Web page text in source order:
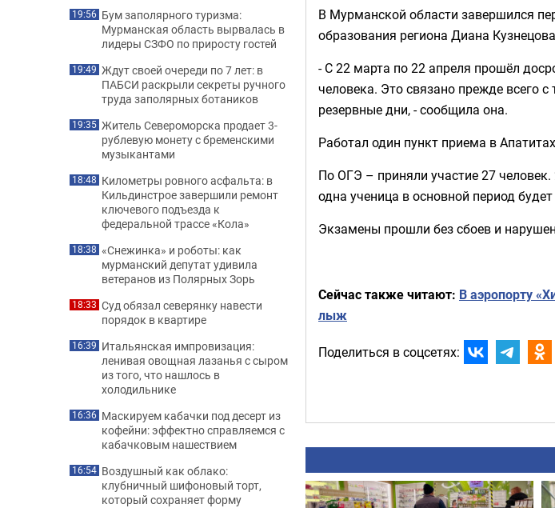
В Мурманской области завершился
образования региона Диана
- С 22 марта по 22 апреля прошёл
человека. Это связано прежде всего
резервные дни, - сообщила она.
Работал один пункт приема в
По ОГЭ – приняли участие 27
одна ученица в основной период
Экзамены прошли без сбоев и
Сейчас также читают: В аэропорту
лыж
Поделиться в соцсетях:
19:56 Бум заполярного туризма:
Мурманская область вырвалась в
лидеры СЗФО по приросту гостей
19:49 Ждут своей очереди по 7 лет: в
ПАБСИ раскрыли секреты ручного
труда заполярных ботаников
19:35 Житель Североморска продает 3-
рублевую монету с бременскими
музыкантами
18:48 Километры ровного асфальта: в
Кильдинстрое завершили ремонт
ключевого подъезда к
федеральной трассе «Кола»
18:38 «Снежинка» и роботы: как
мурманский депутат удивила
ветеранов из Полярных Зорь
18:33 Суд обязал северянку навести
порядок в квартире
16:39 Итальянская импровизация:
ленивая овощная лазанья с сыром
из того, что нашлось в
холодильнике
16:36 Маскируем кабачки под десерт из
кофейни: эффектно справляемся с
кабачковым нашествием
16:54 Воздушный как облако:
клубничный шифоновый торт,
который сохраняет форму